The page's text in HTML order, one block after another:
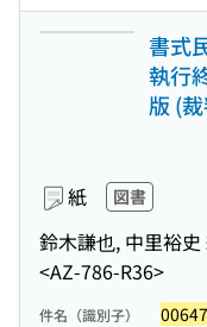
書式
執行
版 (
紙 図書
鈴木謙也, 中里裕史
<AZ-786-R36>
件名（識別子）